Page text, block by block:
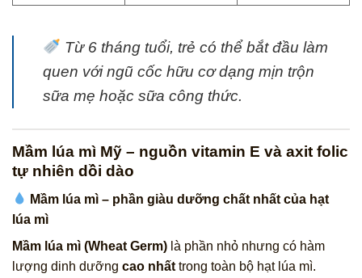
Từ 6 tháng tuổi, trẻ có thể bắt đầu làm
quen với ngũ cốc hữu cơ dạng mịn trộn
sữa mẹ hoặc sữa công thức.
Mầm lúa mì Mỹ – nguồn vitamin E và axit folic
tự nhiên dồi dào
Mầm lúa mì – phần giàu dưỡng chất nhất của hạt
lúa mì
Mầm lúa mì (Wheat Germ) là phần nhỏ nhưng có hàm
lượng dinh dưỡng cao nhất trong toàn bộ hạt lúa mì.